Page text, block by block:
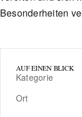
Besonderheiten
AUF EINEN BLICK
Kategorie
Ort